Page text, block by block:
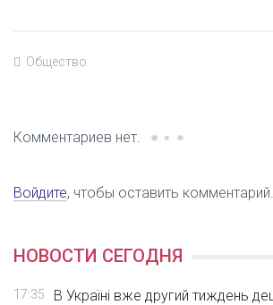
Общество
Комментариев нет.
Войдите, чтобы оставить комментарий.
НОВОСТИ СЕГОДНЯ
17:35
В Україні вже другий тиждень